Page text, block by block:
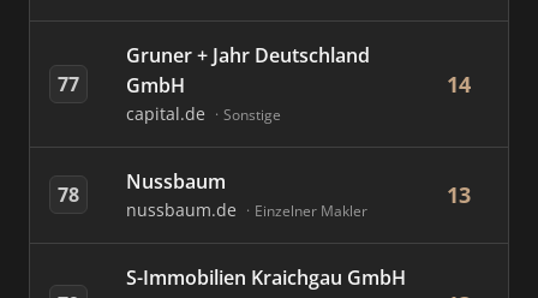
77
Gruner + Jahr Deutschland
GmbH
capital.de Sonstige
14
78 Nussbaum
nussbaum.de Einzelner Makler
13
S-Immobilien Kraichgau GmbH